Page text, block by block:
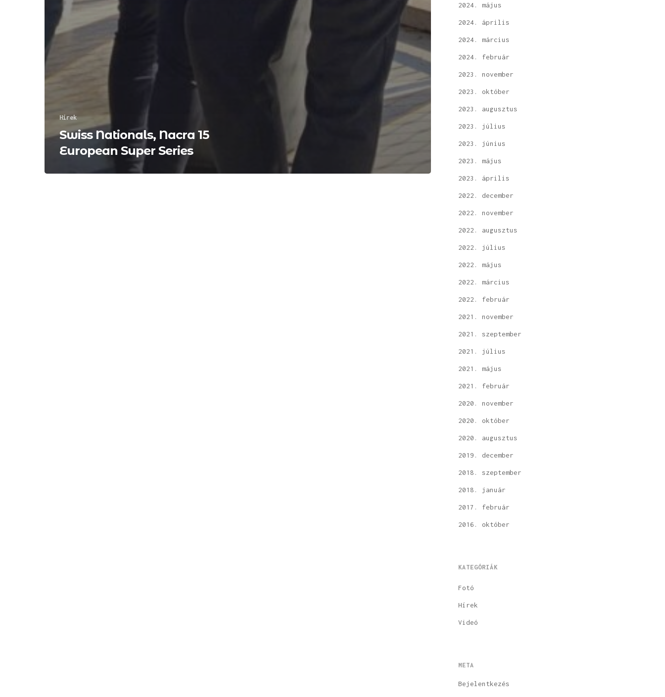
Hírek
Swiss Nationals, Nacra 15
European Super Series
2024. május
2024. április
2024. március
2024. február
2023. november
2023. október
2023. augusztus
2023. július
2023. június
2023. május
2023. április
2022. december
2022. november
2022. augusztus
2022. július
2022. május
2022. március
2022. február
2021. november
2021. szeptember
2021. július
2021. május
2021. február
2020. november
2020. október
2020. augusztus
2019. december
2018. szeptember
2018. január
2017. február
2016. október
KATEGÓRIÁK
Fotó
Hírek
Videó
META
Bejelentkezés